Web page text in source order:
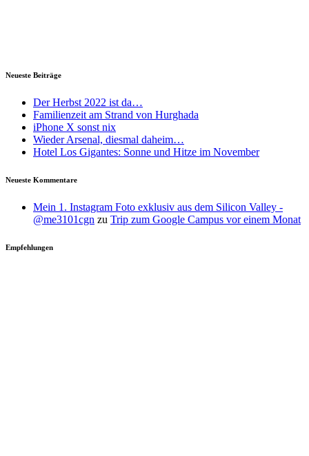
Neueste Beiträge
Der Herbst 2022 ist da…
Familienzeit am Strand von Hurghada
iPhone X sonst nix
Wieder Arsenal, diesmal daheim…
Hotel Los Gigantes: Sonne und Hitze im November
Neueste Kommentare
Mein 1. Instagram Foto exklusiv aus dem Silicon Valley -
@me3101cgn zu Trip zum Google Campus vor einem Monat
Empfehlungen